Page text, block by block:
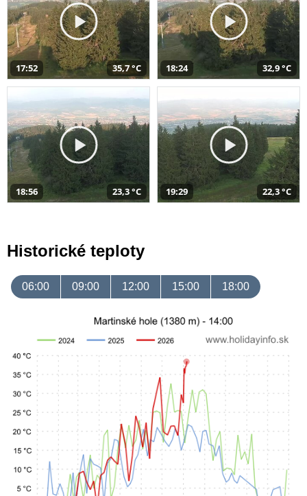
17:52 35,7 °C 18:24 32,9 °C
18:56 23,3 °C 19:29 22,3 °C
Historické teploty
06:00 09:00 12:00 15:00 18:00